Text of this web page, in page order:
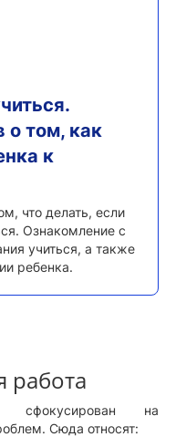
о том, как
к
что делать, если
Ознакомление с
учиться, а также
ребенка.
работа
сфокусирован на
Сюда относят: